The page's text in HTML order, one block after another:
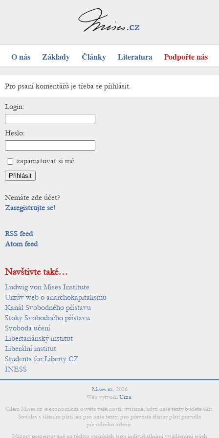
O nás Základy Články Literatura Podpořte nás
Pro psaní komentářů je třeba se přihlásit.
Login:
Heslo:
zapamatovat si mě
Nemáte zde účet?
Zaregistrujte se!
RSS feed
Atom feed
Navštivte také…
Ludwig von Mises Institute
Urzův web o anarchokapitalismu
Kanál Svobodného přístavu
Stoky Svobodného přístavu
Svoboda učení
Libertariánský institut
Liberální institut
Students for Liberty CZ
INESS
Mises.cz, 2026
Web vytvořil Urza.
Cílem Mises.cz je ekonomická osvěta veřejnosti; uvítáme, když naše texty budete šířit.
Souhlas s šířením platí jen pro naše texty; pro převzaté články platí pravidla
původního zdroje.
Názory prezentované na těchto stránkách jsou individuálními vyjádřeními jejich